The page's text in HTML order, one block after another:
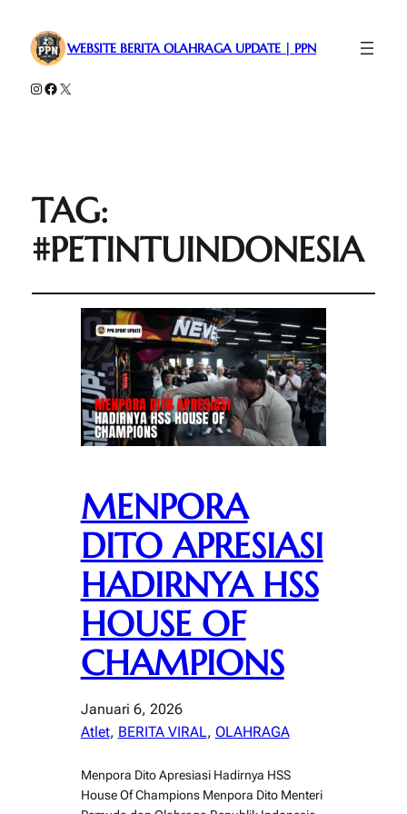
WEBSITE BERITA OLAHRAGA UPDATE | PPN
Instagram
Facebook
X
TAG:
#PETINTUINDONESIA
MENPORA
DITO APRESIASI
HADIRNYA HSS
HOUSE OF
CHAMPIONS
Januari 6, 2026
Atlet, BERITA VIRAL, OLAHRAGA
Menpora Dito Apresiasi Hadirnya HSS
House Of Champions Menpora Dito Menteri